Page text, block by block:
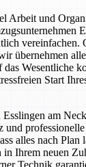
Arbeit und
vereinfachen.
übernehmen
das Wesentliche
Start
am
und
alles nach Plan
Ihrem neuen